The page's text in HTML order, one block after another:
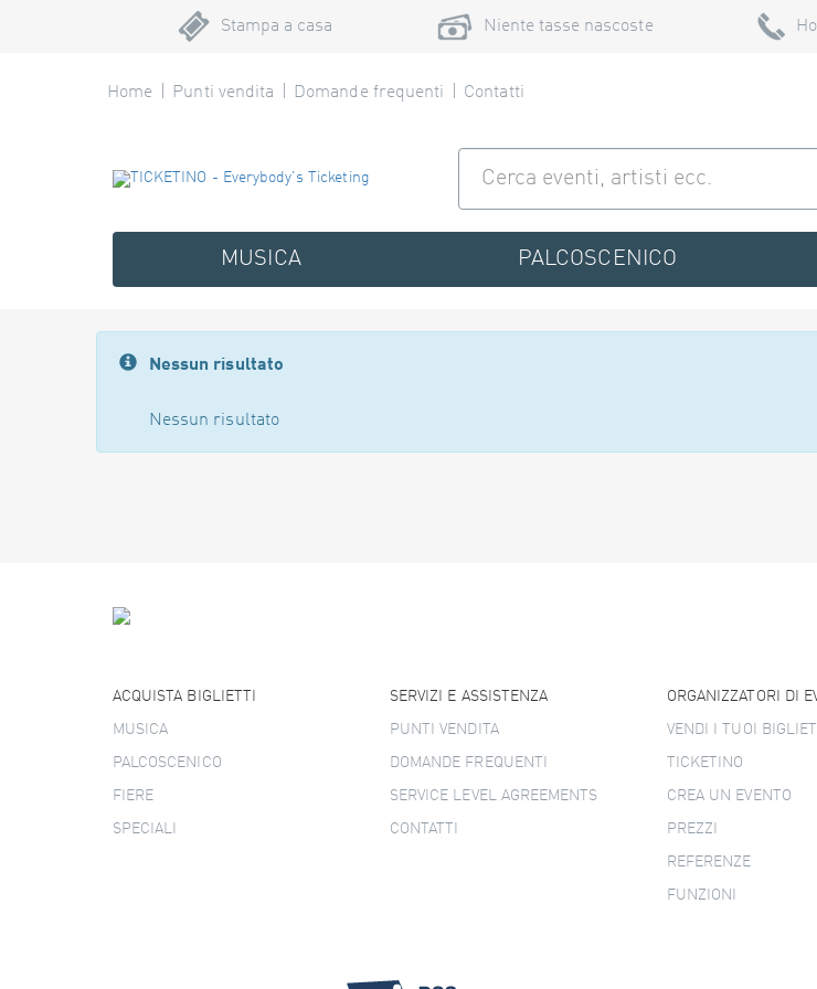
Stampa a casa Niente tasse nascoste
Home Punti vendita Domande frequenti Contatti
MUSICA PALCOSCENICO
Nessun risultato
Nessun risultato
ACQUISTA BIGLIETTI
MUSICA
PALCOSCENICO
FIERE
SPECIALI
SERVIZI E ASSISTENZA
PUNTI VENDITA
DOMANDE FREQUENTI
SERVICE LEVEL AGREEMENTS
CONTATTI
ORGANIZZATORI DI
VENDI I TUOI
TICKETINO
CREA UN EVENTO
PREZZI
REFERENZE
FUNZIONI